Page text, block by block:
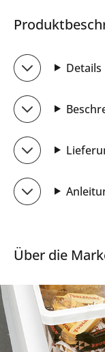
Details
Über die